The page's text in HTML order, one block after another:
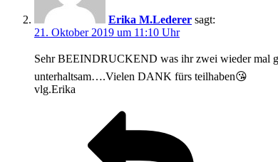
Erika M.Lederer sagt:
21. Oktober 2019 um 11:10 Uhr
Sehr BEEINDRUCKEND was ihr zwei wieder
unterhaltsam….Vielen DANK fürs teilhaben😘
vlg.Erika